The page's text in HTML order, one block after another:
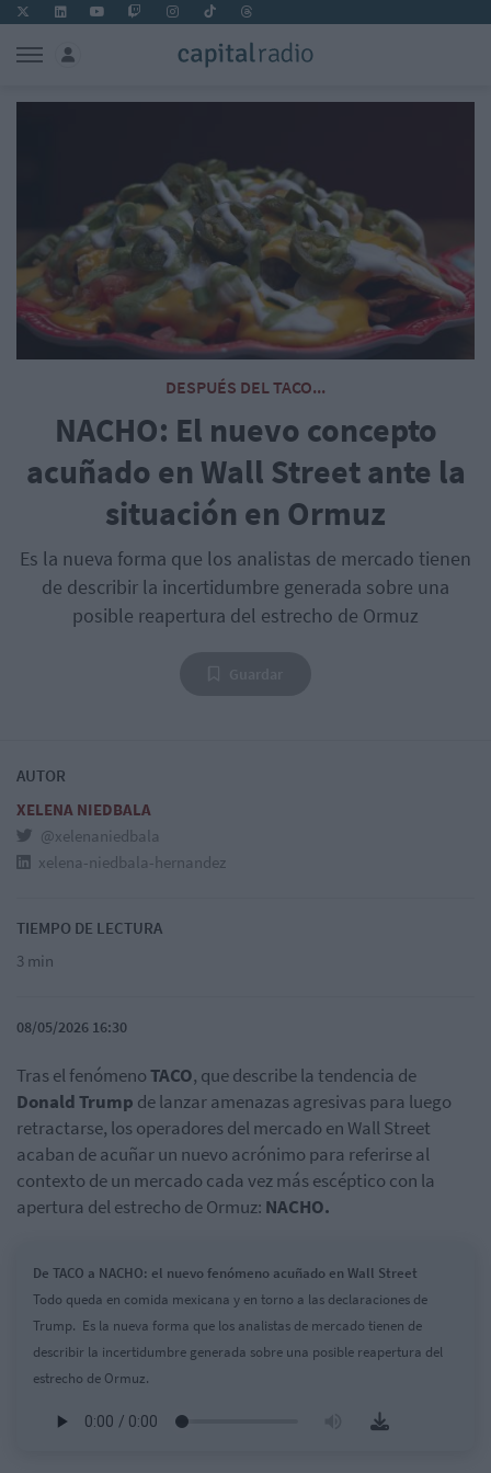
DESPUÉS DEL TACO...
NACHO: El nuevo concepto
acuñado en Wall Street ante la
situación en Ormuz
Es la nueva forma que los analistas de mercado tienen
de describir la incertidumbre generada sobre una
posible reapertura del estrecho de Ormuz
AUTOR
XELENA NIEDBALA
@xelenaniedbala
xelena-niedbala-hernandez
TIEMPO DE LECTURA
3 min
08/05/2026 16:30
Tras el fenómenoTACO, que describe la tendencia de
Donald Trump de lanzar amenazas agresivas para luego
retractarse, los operadores del mercado en Wall Street
acaban de acuñar un nuevo acrónimo para referirse al
contexto de un mercado cada vez más escéptico con la
apertura del estrecho de Ormuz: NACHO.
De TACO a NACHO: el nuevo fenómeno acuñado en Wall Street
Todo queda en comida mexicana y en torno a las declaraciones de
Trump. Es la nueva forma que los analistas de mercado tienen de
describir la incertidumbre generada sobre una posible reapertura del
estrecho de Ormuz.